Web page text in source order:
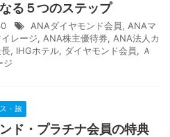
る５つのステップ
ANAダイヤモンド会員, ANAマ
レージ, ANA株主優待券, ANA法人カ
, IHGホテル, ダイヤモンド会員, Ａ
ジ
・旅
ド・プラチナ会員の特典